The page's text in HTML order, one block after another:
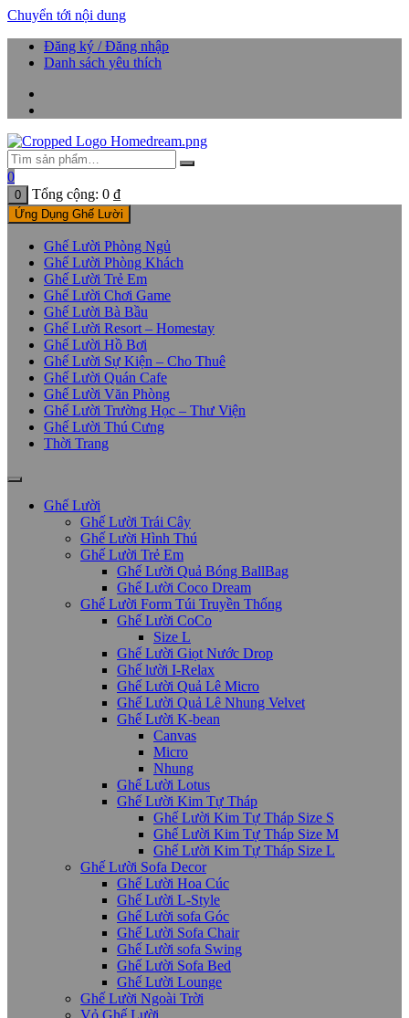
Chuyển tới nội dung
Đăng ký / Đăng nhập
Danh sách yêu thích
0
0 Tổng cộng: 0 ₫
Ứng Dụng Ghế Lười
Ghế Lười Phòng Ngủ
Ghế Lười Phòng Khách
Ghế Lười Trẻ Em
Ghế Lười Chơi Game
Ghế Lười Bà Bầu
Ghế Lười Resort – Homestay
Ghế Lười Hồ Bơi
Ghế Lười Sự Kiện – Cho Thuê
Ghế Lười Quán Cafe
Ghế Lười Văn Phòng
Ghế Lười Trường Học – Thư Viện
Ghế Lười Thú Cưng
Thời Trang
Ghế Lười
Ghế Lười Trái Cây
Ghế Lười Hình Thú
Ghế Lười Trẻ Em
Ghế Lười Quả Bóng BallBag
Ghế Lười Coco Dream
Ghế Lười Form Túi Truyền Thống
Ghế Lười CoCo
Size L
Ghế Lười Giọt Nước Drop
Ghế lười I-Relax
Ghế Lười Quả Lê Micro
Ghế Lười Quả Lê Nhung Velvet
Ghế Lười K-bean
Canvas
Micro
Nhung
Ghế Lười Lotus
Ghế Lười Kim Tự Tháp
Ghế Lười Kim Tự Tháp Size S
Ghế Lười Kim Tự Tháp Size M
Ghế Lười Kim Tự Tháp Size L
Ghế Lười Sofa Decor
Ghế Lười Hoa Cúc
Ghế Lười L-Style
Ghế Lười sofa Góc
Ghế Lười Sofa Chair
Ghế Lười sofa Swing
Ghế Lười Sofa Bed
Ghế Lười Lounge
Ghế Lười Ngoài Trời
Vỏ Ghế Lười